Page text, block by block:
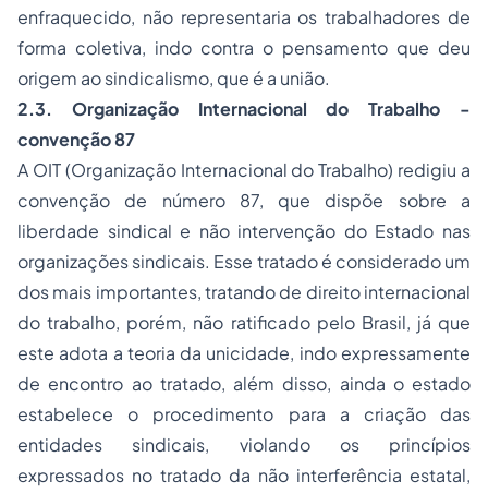
enfraquecido, não representaria os trabalhadores de
forma coletiva, indo contra o pensamento que deu
origem ao sindicalismo, que é a união.
2.3. Organização Internacional do Trabalho -
convenção 87
A OIT (Organização Internacional do Trabalho) redigiu a
convenção de número 87, que dispõe sobre a
liberdade sindical e não intervenção do Estado nas
organizações sindicais. Esse tratado é considerado um
dos mais importantes, tratando de direito internacional
do trabalho, porém, não ratificado pelo Brasil, já que
este adota a teoria da unicidade, indo expressamente
de encontro ao tratado, além disso, ainda o estado
estabelece o procedimento para a criação das
entidades sindicais, violando os princípios
expressados no tratado da não interferência estatal,